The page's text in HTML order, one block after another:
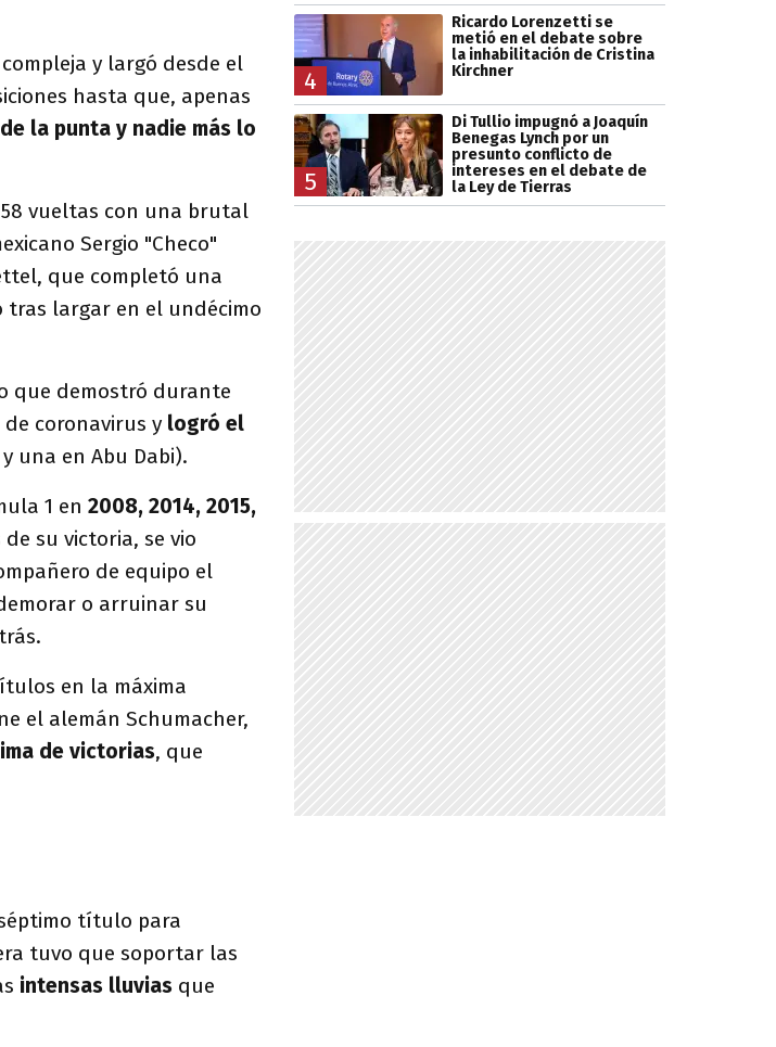
y largó desde el
hasta que, apenas
la punta y nadie más lo
vueltas con una brutal
Sergio "Checo"
que completó una
tras largar en el undécimo
que demostró durante
coronavirus y logró el
una en Abu Dabi).
1 en 2008, 2014, 2015,
su victoria, se vio
de equipo el
o arruinar su
en la máxima
el alemán Schumacher,
de victorias, que
título para
tuvo que soportar las
intensas lluvias que
4
Ricardo Lorenzetti se
metió en el debate sobre
la inhabilitación de Cristina
Kirchner
5
Di Tullio impugnó a Joaquín
Benegas Lynch por un
presunto conflicto de
intereses en el debate de
la Ley de Tierras